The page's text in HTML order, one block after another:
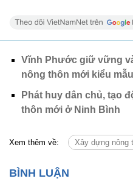
Vĩnh Phước giữ vững
nông thôn mới kiểu mẫu
Phát huy dân chủ, tạo
thôn mới ở Ninh Bình
Xem thêm về: Xây dựng nông